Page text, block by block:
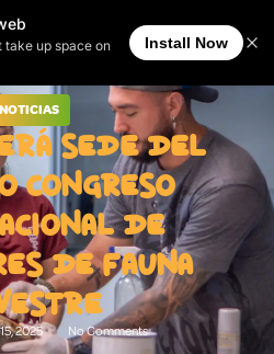
NOTICIAS
SEDE DEL
CONGRESO
DE
DE FAUNA
2025 No Comments